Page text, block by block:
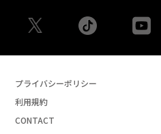
tiktok
プライバシーポリシー
利用規約
CONTACT